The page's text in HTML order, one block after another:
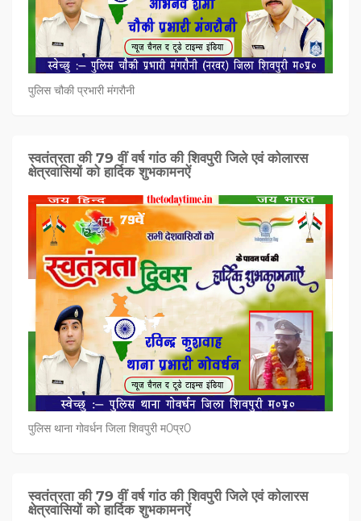
पुलिस चौकी प्रभारी मंगरौनी
स्वतंत्रता की 79 वीं वर्ष गांठ की शिवपुरी जिले एवं कोलारस
क्षेत्रवासियों को हार्दिक शुभकामनऐं
पुलिस थाना गोवर्धन जिला शिवपुरी म0प्र0
स्वतंत्रता की 79 वीं वर्ष गांठ की शिवपुरी जिले एवं कोलारस
क्षेत्रवासियों को हार्दिक शुभकामनऐं